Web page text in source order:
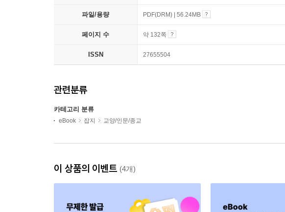
파일/용량 PDF(DRM) | 56.24MB
페이지 수 약 132쪽
ISSN 27655504
관련분류
카테고리 분류
eBook 잡지 교양/인문/종교
이 상품의 이벤트 (4개)